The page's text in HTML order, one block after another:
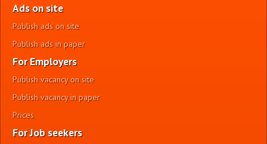
Ads on site
Publish ads on site
Publish ads in paper
For Employers
Publish vacancy on site
Publish vacancy in paper
Prices
For Job seekers